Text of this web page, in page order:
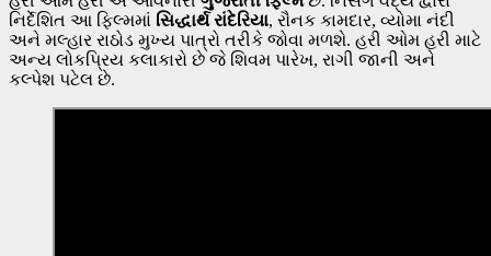
નિર્દેશિત આ ફિલ્મમાં સિદ્ધાર્થ રાંદેરિયા, રૌનક કામદાર, વ્યોમા નંદી
અને મલ્હાર રાઠોડ મુખ્ય પાત્રો તરીકે જોવા મળશે. હરી ઓમ હરી માટે
અન્ય લોકપ્રિય કલાકારો છે જે શિવમ પારેખ, રાગી જાની અને
કલ્પેશ પટેલ છે.